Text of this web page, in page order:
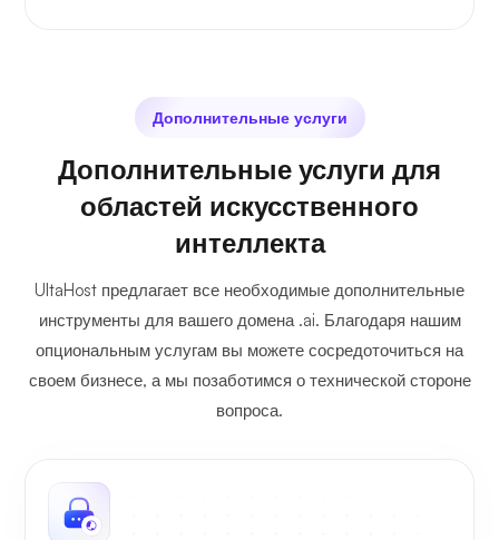
Дополнительные услуги
Дополнительные услуги для
областей искусственного
интеллекта
UltaHost предлагает все необходимые дополнительные
инструменты для вашего домена .ai. Благодаря нашим
опциональным услугам вы можете сосредоточиться на
своем бизнесе, а мы позаботимся о технической стороне
вопроса.